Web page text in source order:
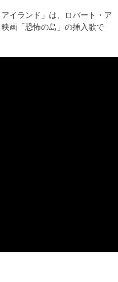
イランド」は、ロバート・ア
画「恐怖の島」の挿入歌で